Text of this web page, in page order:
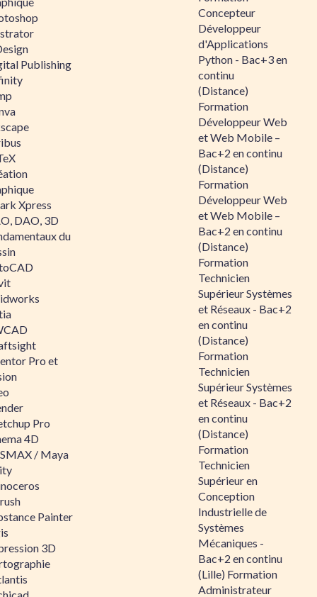
Publishing
Xpress
DAO, 3D
du
Pro et
Pro
4D
/ Maya
Painter
3D
Concepteur
Développeur
d'Applications
Python - Bac+3 en
continu
(Distance)
Formation
Développeur Web
et Web Mobile –
Bac+2 en continu
(Distance)
Formation
Développeur Web
et Web Mobile –
Bac+2 en continu
(Distance)
Formation
Technicien
Supérieur Systèmes
et Réseaux - Bac+2
en continu
(Distance)
Formation
Technicien
Supérieur Systèmes
et Réseaux - Bac+2
en continu
(Distance)
Formation
Technicien
Supérieur en
Conception
Industrielle de
Systèmes
Mécaniques -
Bac+2 en continu
(Lille) Formation
Administrateur